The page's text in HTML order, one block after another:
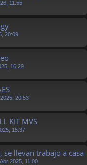
11:55
20:09
16:29
20:53
KIT MVS
15:37
llevan trabajo a casa
2025, 11:00